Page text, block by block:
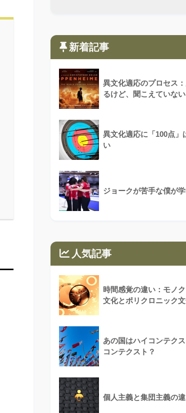
新着記事
異文化適応のプロセス
るけど、聞こえていない
異文化適応に「100点」
い
ジョークが苦手な僕が
人気記事
時間感覚の違い：モノ
文化とポリクロニック
あの国はハイコンテク
コンテクスト？
個人主義と集団主義の